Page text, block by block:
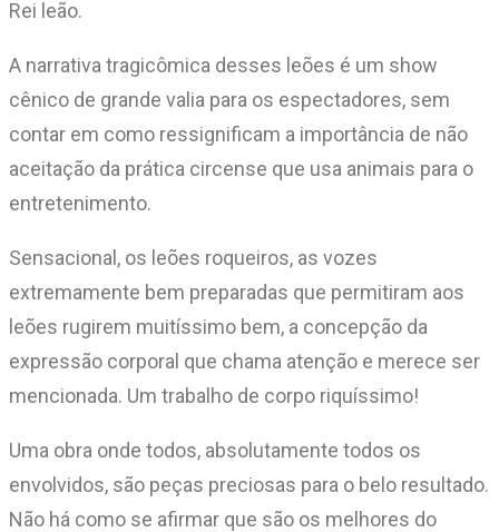
Rei leão.
A narrativa tragicômica desses leões é um show
cênico de grande valia para os espectadores, sem
contar em como ressignificam a importância de não
aceitação da prática circense que usa animais para o
entretenimento.
Sensacional, os leões roqueiros, as vozes
extremamente bem preparadas que permitiram aos
leões rugirem muitíssimo bem, a concepção da
expressão corporal que chama atenção e merece ser
mencionada. Um trabalho de corpo riquíssimo!
Uma obra onde todos, absolutamente todos os
envolvidos, são peças preciosas para o belo resultado.
Não há como se afirmar que são os melhores do